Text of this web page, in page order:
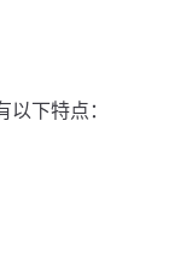
下特点：